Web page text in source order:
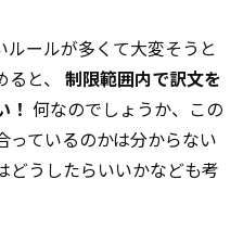
ールが多くて大変そうと
と、 制限範囲内で訳文を
！ 何なのでしょうか、この
っているのかは分からない
どうしたらいいかなども考